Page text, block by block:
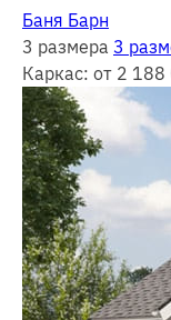
Баня Барн
3 размера 3
Каркас: от 2 188